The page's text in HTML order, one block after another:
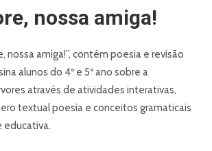
nossa amiga!
nossa amiga!”, contém poesia e revisão
alunos do 4º e 5º ano sobre a
através de atividades interativas,
textual poesia e conceitos gramaticais
educativa.